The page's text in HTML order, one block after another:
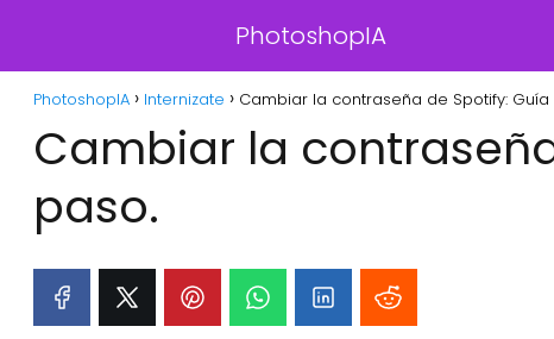
PhotoshopIA
PhotoshopIA Internizate Cambiar la contraseña de Spotify:
Cambiar la
paso.